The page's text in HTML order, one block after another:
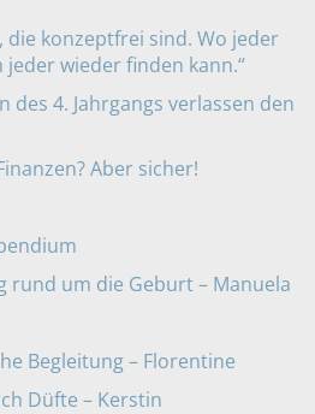
die konzeptfrei sind. Wo jeder
jeder wieder finden kann.“
des 4. Jahrgangs verlassen den
Aber sicher!
rund um die Geburt – Manuela
Begleitung – Florentine
Düfte – Kerstin